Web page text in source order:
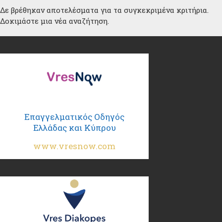
Δε βρέθηκαν αποτελέσματα για τα συγκεκριμένα κριτήρια.
Δοκιμάστε μια νέα αναζήτηση.
Επαγγελματικός Οδηγός
Ελλάδας και Κύπρου
www.vresnow.com